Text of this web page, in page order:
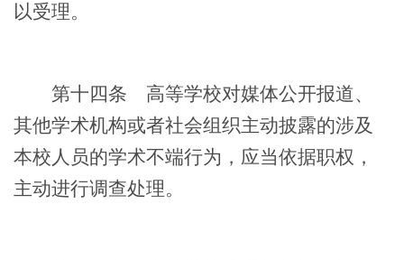
以受理。
第十四条 高等学校对媒体公开报道、
其他学术机构或者社会组织主动披露的涉及
本校人员的学术不端行为，应当依据职权，
主动进行调查处理。